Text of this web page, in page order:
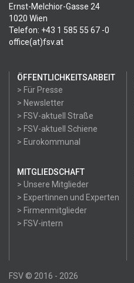
Ernst-Melchior-Gasse 24
1020 Wien
Telefon: +43 1 585 55 67 -0
office(at)fsv.at
ÖFFENTLICHKEITSARBEIT
> Für Presse
> Newsletter
> FSV-aktuell Straße
> FSV-aktuell Schiene
> Eurokommunal
MITGLIEDSCHAFT
> Unsere Mitglieder
> Expertinnen und Experten
> Firmenmitglieder
> FSV-intern
FSV © 2016 - 2026